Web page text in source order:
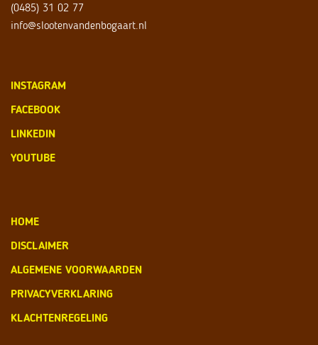
(0485) 31 02 77
info@slootenvandenbogaart.nl
INSTAGRAM
FACEBOOK
LINKEDIN
YOUTUBE
HOME
DISCLAIMER
ALGEMENE VOORWAARDEN
PRIVACYVERKLARING
KLACHTENREGELING